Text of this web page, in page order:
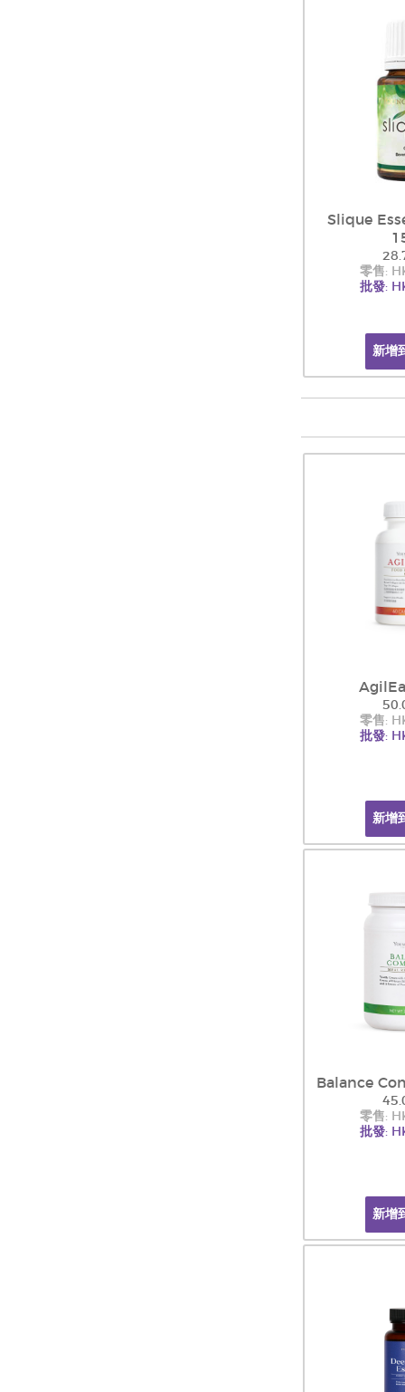
Slique
零售:
批發:
新增
零售:
批發:
新增
Balance
零售:
批發:
新增